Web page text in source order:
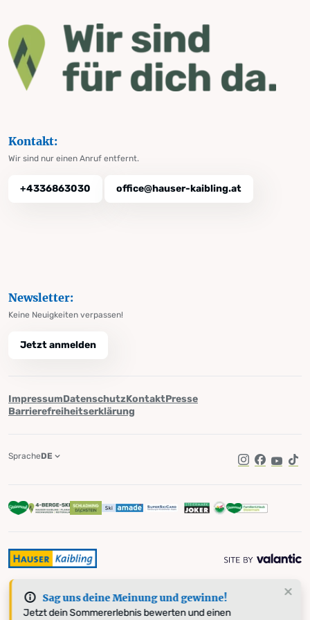
Sag uns deine Meinung und gewinne!
Jetzt dein Sommererlebnis bewerten und einen
Kontakt:
Wir sind nur einen Anruf entfernt.
+4336863030 office@hauser-kaibling.at
Newsletter:
Keine Neuigkeiten verpassen!
Jetzt anmelden
ImpressumDatenschutzKontaktPresse
Barrierefreiheitserklärung
Instagram
Facebook
SpracheDE